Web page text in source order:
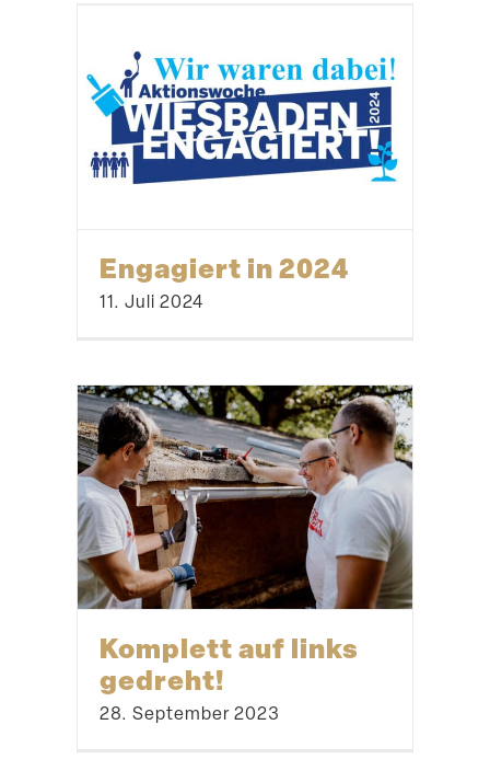
Engagiert in 2024
11. Juli 2024
Komplett auf links
gedreht!
28. September 2023